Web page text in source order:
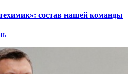
состав нашей команды